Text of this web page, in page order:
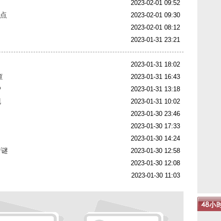
2023-02-01 09:52
2023-02-01 09:30
2023-02-01 08:12
2023-01-31 23:21
2023-01-31 18:02
2023-01-31 16:43
2023-01-31 13:18
2023-01-31 10:02
2023-01-30 23:46
2023-01-30 17:33
2023-01-30 14:24
2023-01-30 12:58
2023-01-30 12:08
2023-01-30 11:03